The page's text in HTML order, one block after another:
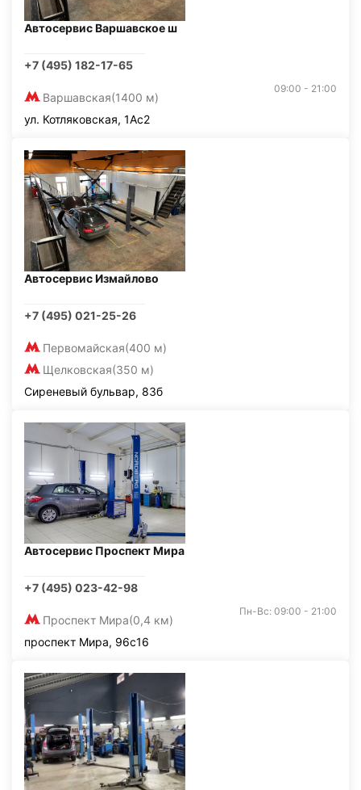
Автосервис Варшавское ш
+7 (495) 182-17-65
Варшавская(1400 м)
09:00 - 21:00
ул. Котляковская, 1Ас2
Автосервис Измайлово
+7 (495) 021-25-26
Первомайская(400 м)
Щелковская(350 м)
Сиреневый бульвар, 83б
Автосервис Проспект Мира
+7 (495) 023-42-98
Проспект Мира(0,4 км)
Пн-Вс: 09:00 - 21:00
проспект Мира, 96с16